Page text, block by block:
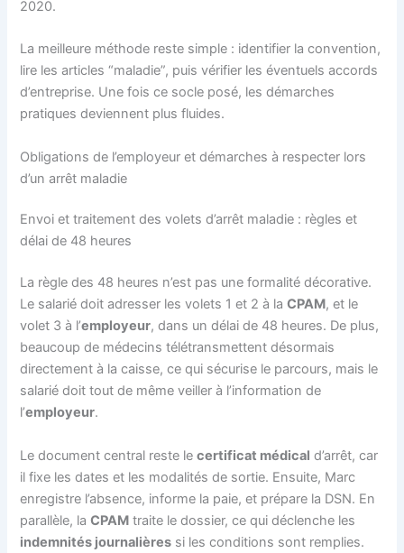
2020.
La meilleure méthode reste simple : identifier la convention,
lire les articles “maladie”, puis vérifier les éventuels accords
d’entreprise. Une fois ce socle posé, les démarches
pratiques deviennent plus fluides.
Obligations de l’employeur et démarches à respecter lors
d’un arrêt maladie
Envoi et traitement des volets d’arrêt maladie : règles et
délai de 48 heures
La règle des 48 heures n’est pas une formalité décorative.
Le salarié doit adresser les volets 1 et 2 à laCPAM, et le
volet 3 à l’employeur, dans un délai de 48 heures. De plus,
beaucoup de médecins télétransmettent désormais
directement à la caisse, ce qui sécurise le parcours, mais le
salarié doit tout de même veiller à l’information de
l’employeur.
Le document central reste lecertificat médical d’arrêt, car
il fixe les dates et les modalités de sortie. Ensuite, Marc
enregistre l’absence, informe la paie, et prépare la DSN. En
parallèle, laCPAM traite le dossier, ce qui déclenche les
indemnités journalières si les conditions sont remplies.